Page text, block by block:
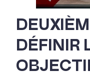
DÉFINIR